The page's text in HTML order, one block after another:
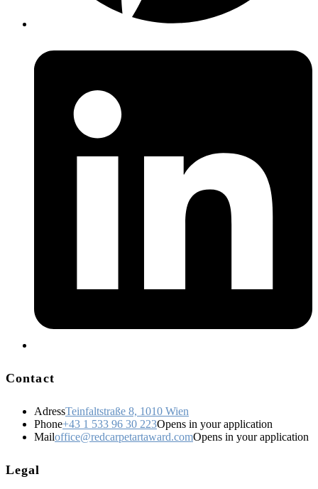
Contact
AdressTeinfaltstraße 8, 1010 Wien
Phone+43 1 533 96 30 223Opens in your application
Mailoffice@redcarpetartaward.comOpens in your application
Legal